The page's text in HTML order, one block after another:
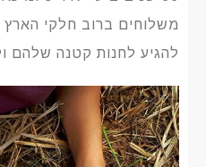
משלוחים ברוב חלקי
להגיע לחנות קטנה שלהם